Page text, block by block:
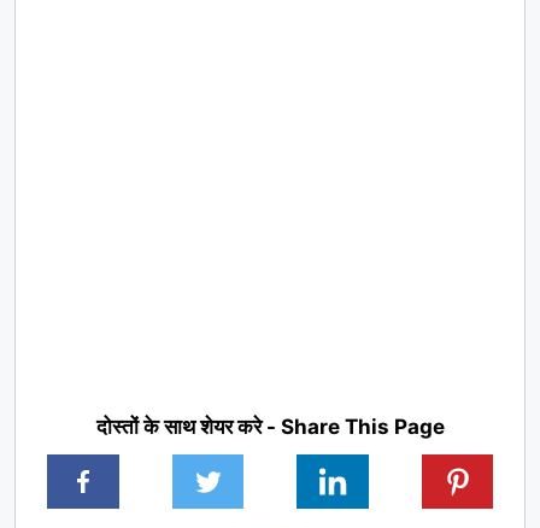
दोस्तों के साथ शेयर करे - Share This Page